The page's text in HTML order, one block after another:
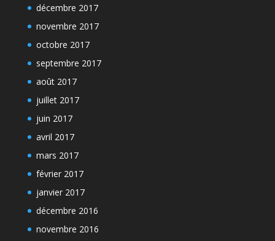
décembre 2017
novembre 2017
octobre 2017
septembre 2017
août 2017
juillet 2017
juin 2017
avril 2017
mars 2017
février 2017
janvier 2017
décembre 2016
novembre 2016